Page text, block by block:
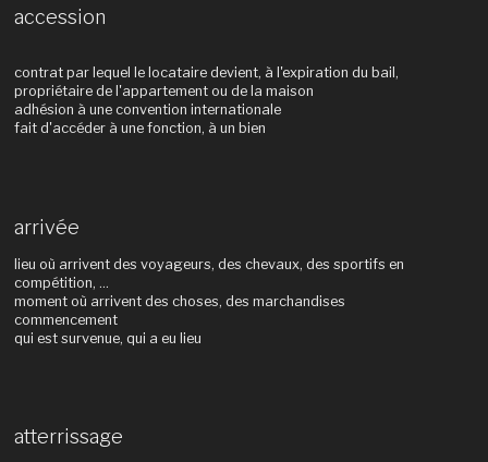
accession
contrat par lequel le locataire devient, à l'expiration du bail,
propriétaire de l'appartement ou de la maison
adhésion à une convention internationale
fait d'accéder à une fonction, à un bien
arrivée
lieu où arrivent des voyageurs, des chevaux, des sportifs en
compétition, ...
moment où arrivent des choses, des marchandises
commencement
qui est survenue, qui a eu lieu
atterrissage